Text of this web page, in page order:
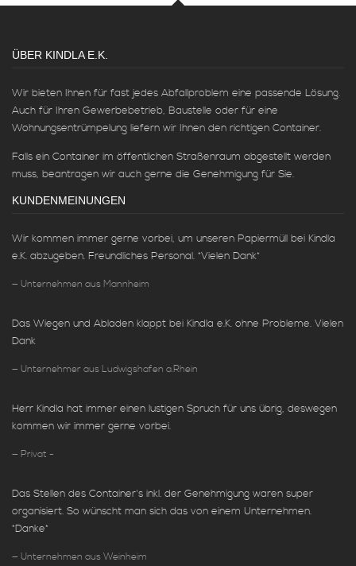
ÜBER KINDLA E.K.
Wir bieten Ihnen für fast jedes Abfallproblem eine passende Lösung.
Auch für Ihren Gewerbebetrieb, Baustelle oder für eine
Wohnungsentrümpelung liefern wir Ihnen den richtigen Container.
Falls ein Container im öffentlichen Straßenraum abgestellt werden
muss, beantragen wir auch gerne die Genehmigung für Sie.
KUNDENMEINUNGEN
Wir kommen immer gerne vorbei, um unseren Papiermüll bei Kindla
e.K. abzugeben. Freundliches Personal. *Vielen Dank*
Unternehmen aus Mannheim
Das Wiegen und Abladen klappt bei Kindla e.K. ohne Probleme. Vielen
Dank
Unternehmer aus Ludwigshafen a.Rhein
Herr Kindla hat immer einen lustigen Spruch für uns übrig, deswegen
kommen wir immer gerne vorbei.
Privat -
Das Stellen des Container's inkl. der Genehmigung waren super
organisiert. So wünscht man sich das von einem Unternehmen.
*Danke*
Unternehmen aus Weinheim